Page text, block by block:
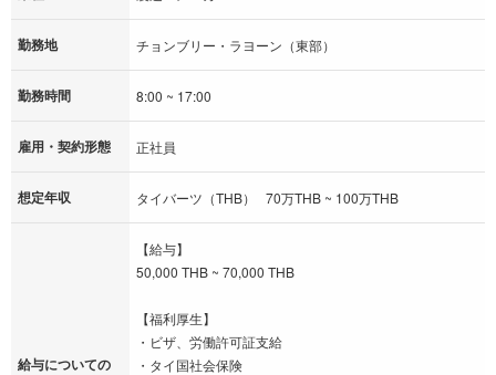
勤務地 チョンブリー・ラヨーン（東部）
勤務時間 8:00 ~ 17:00
雇用・契約形態 正社員
想定年収 タイバーツ（THB） 70万THB ~ 100万THB
給与についての
【給与】
50,000 THB ~ 70,000 THB
【福利厚生】
・ビザ、労働許可証支給
・タイ国社会保険